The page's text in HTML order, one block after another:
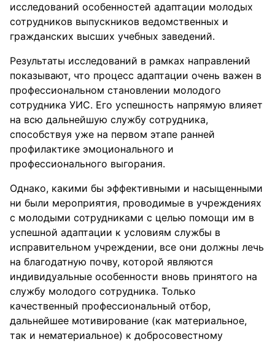
исследований особенностей адаптации молодых
сотрудников выпускников ведомственных и
гражданских высших учебных заведений.
Результаты исследований в рамках направлений
показывают, что процесс адаптации очень важен в
профессиональном становлении молодого
сотрудника УИС. Его успешность напрямую влияет
на всю дальнейшую службу сотрудника,
способствуя уже на первом этапе ранней
профилактике эмоционального и
профессионального выгорания.
Однако, какими бы эффективными и насыщенными
ни были мероприятия, проводимые в учреждениях
с молодыми сотрудниками с целью помощи им в
успешной адаптации к условиям службы в
исправительном учреждении, все они должны лечь
на благодатную почву, которой являются
индивидуальные особенности вновь принятого на
службу молодого сотрудника. Только
качественный профессиональный отбор,
дальнейшее мотивирование (как материальное,
так и нематериальное) к добросовестному